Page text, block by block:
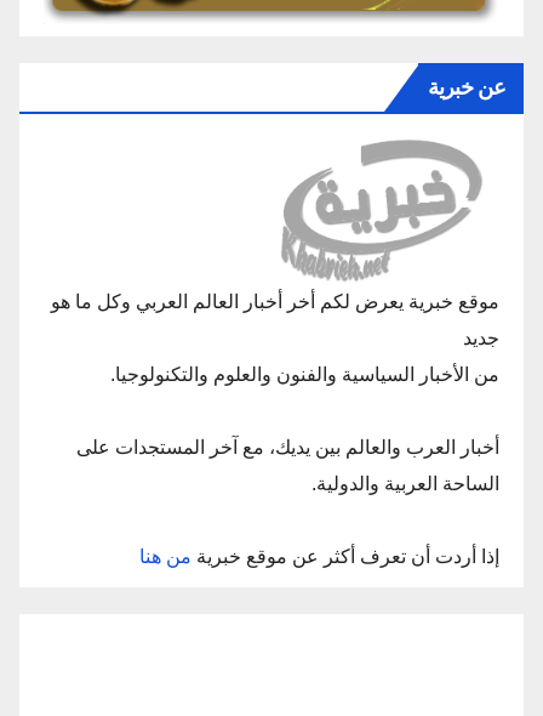
عن خبرية
موقع خبرية يعرض لكم أخر أخبار العالم العربي وكل ما هو
جديد
من الأخبار السياسية والفنون والعلوم والتكنولوجيا.
أخبار العرب والعالم بين يديك، مع آخر المستجدات على
الساحة العربية والدولية.
إذا أردت أن تعرف أكثر عن موقع خبرية من هنا